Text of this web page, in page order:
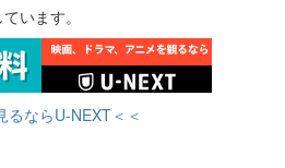
います。
るならU-NEXT＜＜